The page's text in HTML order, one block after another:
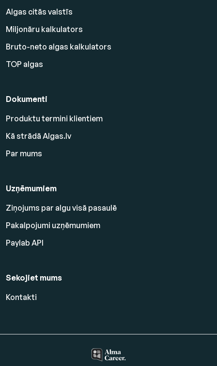
Algas citās valstīs
Miljonāru kalkulators
Bruto-neto algas kalkulators
TOP algas
Dokumenti
Produktu termini klientiem
Kā strādā Algas.lv
Par mums
Uzņēmumiem
Ziņojums par algu visā pasaulē
Pakalpojumi uzņēmumiem
Paylab API
Sekojiet mums
Kontakti